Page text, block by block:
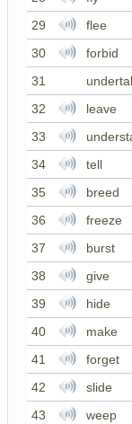
29
flee
30
forbid
31
32
leave
33
34
tell
35
breed
36
freeze
37
burst
38
give
39
hide
40
make
41
forget
42
slide
43
weep